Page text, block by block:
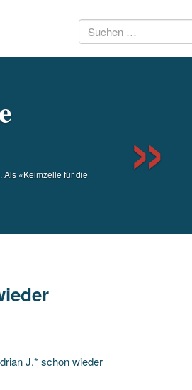
Suchen
Als «Keimzelle für die
J.* schon wieder